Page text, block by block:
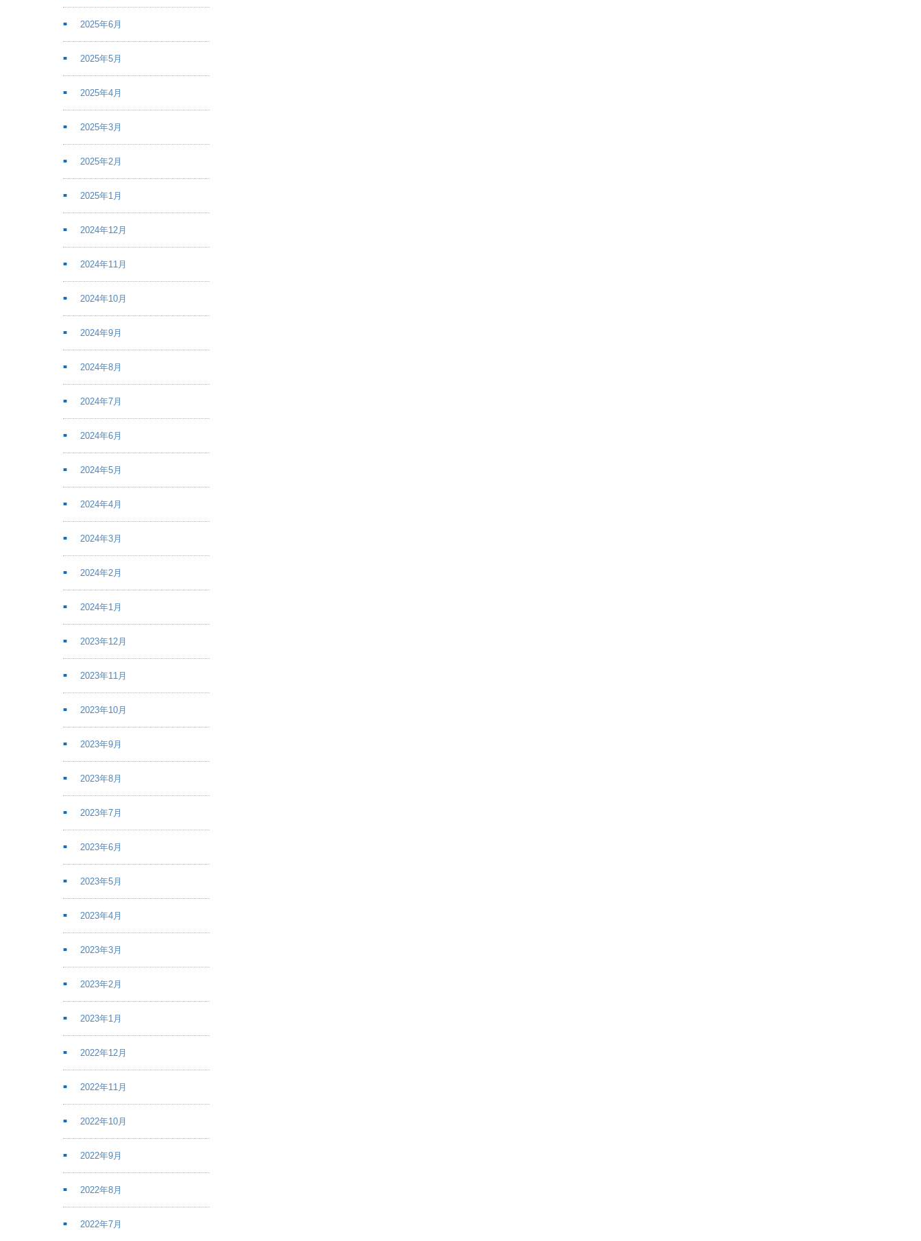
2025年6月
2025年5月
2025年4月
2025年3月
2025年2月
2025年1月
2024年12月
2024年11月
2024年10月
2024年9月
2024年8月
2024年7月
2024年6月
2024年5月
2024年4月
2024年3月
2024年2月
2024年1月
2023年12月
2023年11月
2023年10月
2023年9月
2023年8月
2023年7月
2023年6月
2023年5月
2023年4月
2023年3月
2023年2月
2023年1月
2022年12月
2022年11月
2022年10月
2022年9月
2022年8月
2022年7月